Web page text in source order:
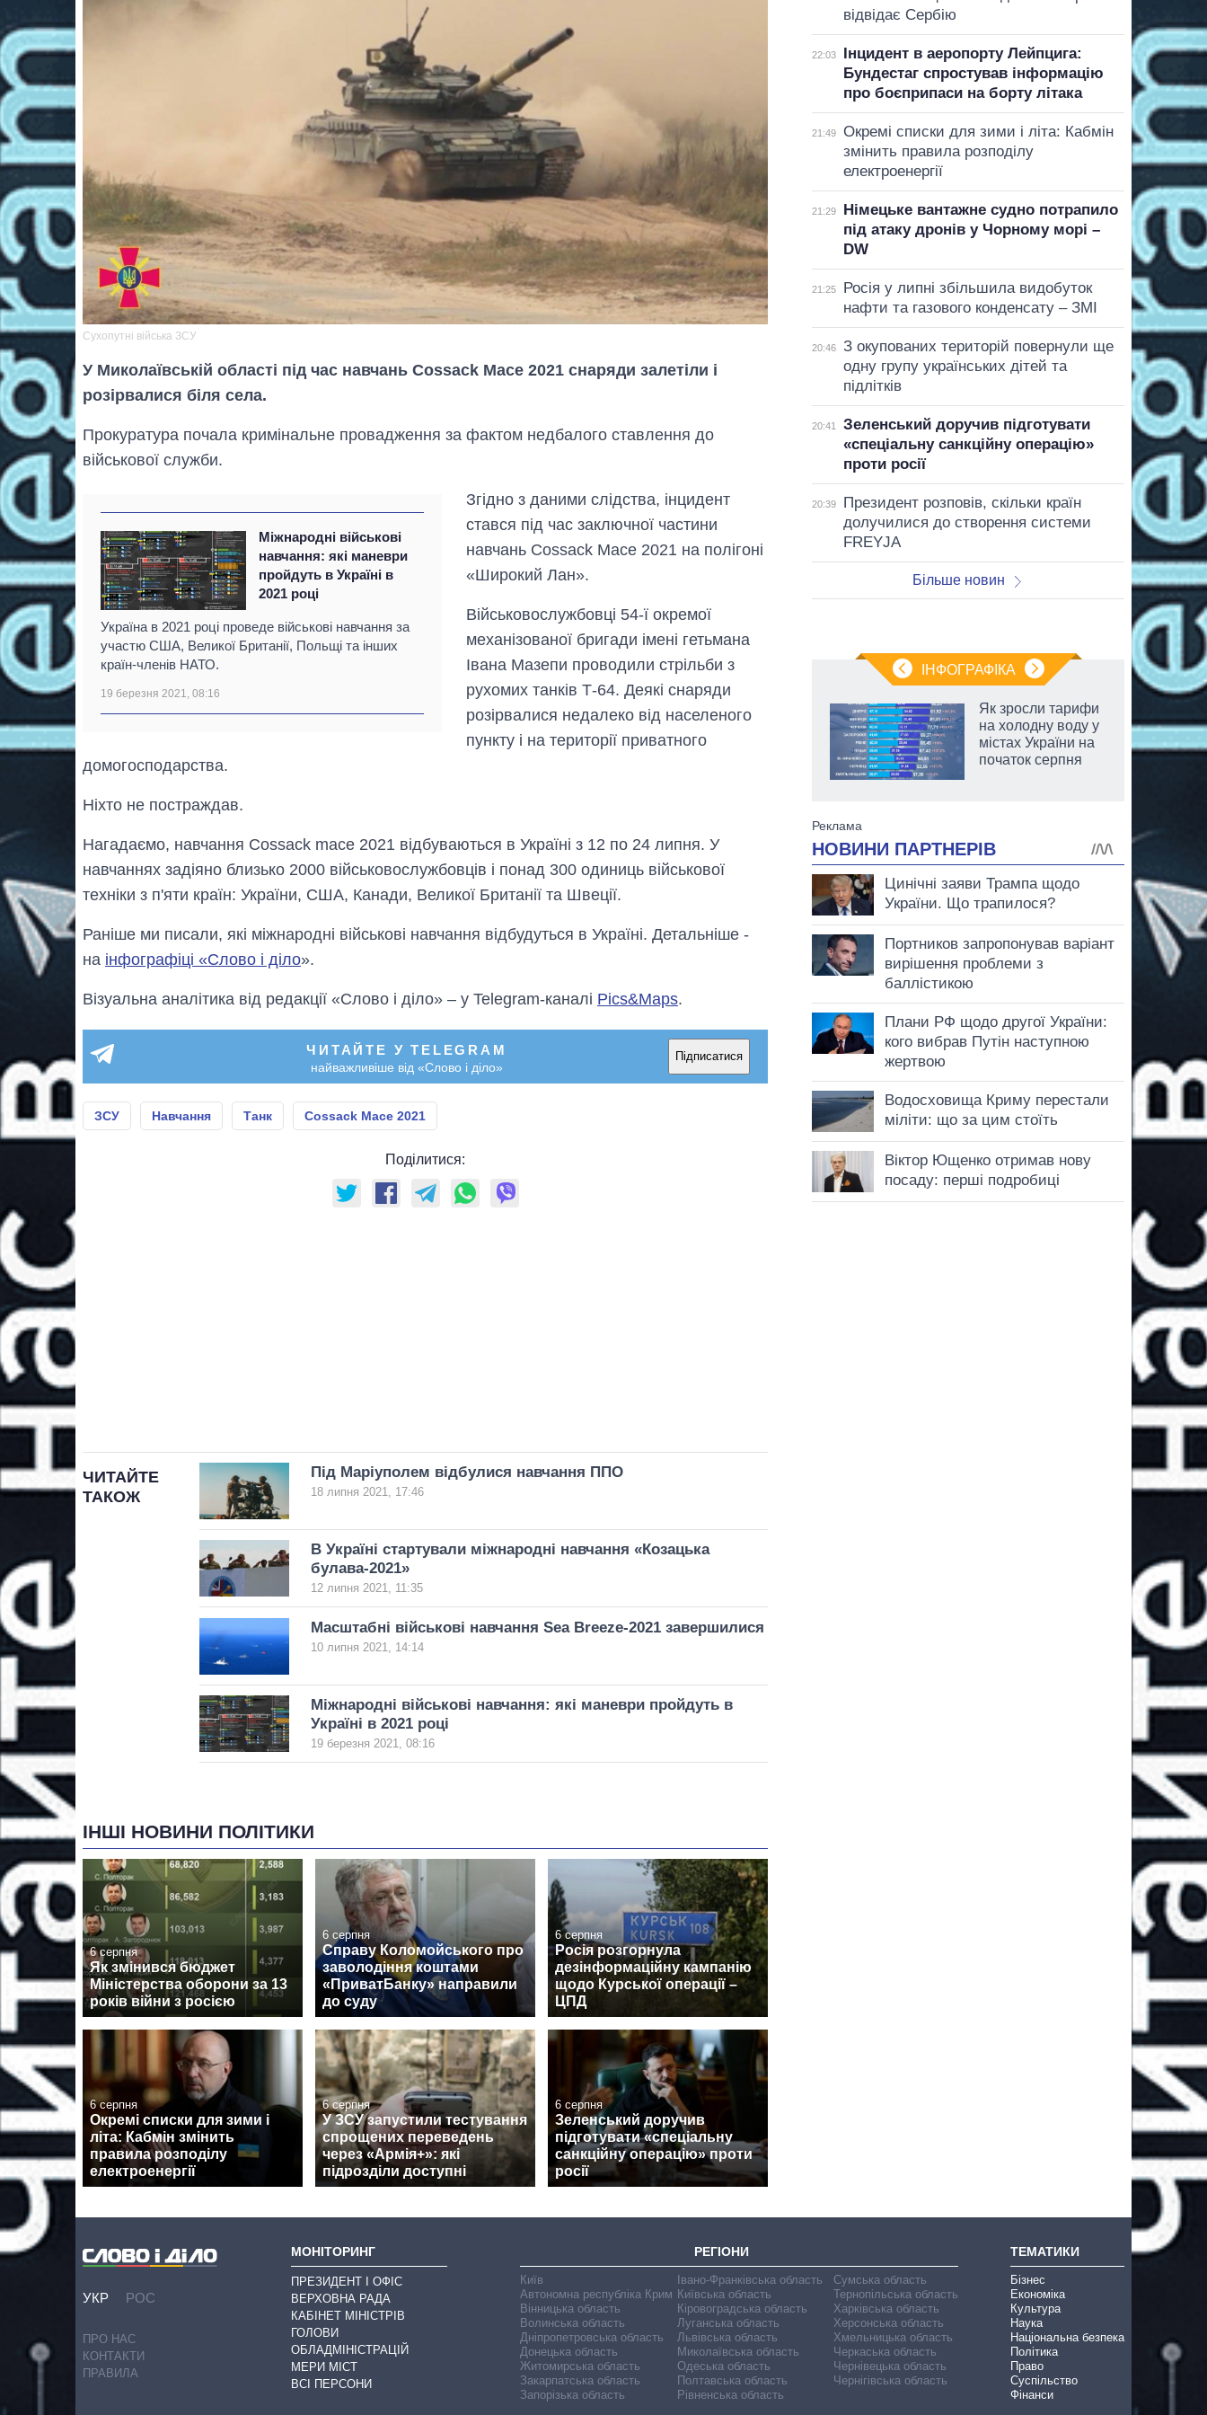
Сухопутні війська ЗСУ
У Миколаївській області під час навчань Cossack Mace 2021 снаряди залетіли і
розірвалися біля села.
Прокуратура почала кримінальне провадження за фактом недбалого ставлення до
військової служби.
Міжнародні військові
навчання: які маневри
пройдуть в Україні в
2021 році
Україна в 2021 році проведе військові навчання за
участю США, Великої Британії, Польщі та інших
країн-членів НАТО.
19 березня 2021, 08:16
Згідно з даними слідства, інцидент
стався під час заключної частини
навчань Cossack Mace 2021 на полігоні
«Широкий Лан».
Військовослужбовці 54-ї окремої
механізованої бригади імені гетьмана
Івана Мазепи проводили стрільби з
рухомих танків Т-64. Деякі снаряди
розірвалися недалеко від населеного
пункту і на території приватного
домогосподарства.
Ніхто не постраждав.
Нагадаємо, навчання Cossack mace 2021 відбуваються в Україні з 12 по 24 липня. У
навчаннях задіяно близько 2000 військовослужбовців і понад 300 одиниць військової
техніки з п'яти країн: України, США, Канади, Великої Британії та Швеції.
Раніше ми писали, які міжнародні військові навчання відбудуться в Україні. Детальніше -
на інфографіці «Слово і діло».
Візуальна аналітика від редакції «Слово і діло» – у Telegram-каналі Pics&Maps.
ЧИТАЙТЕ У TELEGRAM
найважливіше від «Слово і діло»
Підписатися
ЗСУ Навчання Танк Cossack Mace 2021
Поділитися:
ЧИТАЙТЕ
ТАКОЖ
Під Маріуполем відбулися навчання ППО
18 липня 2021, 17:46
В Україні стартували міжнародні навчання «Козацька
булава-2021»
12 липня 2021, 11:35
Масштабні військові навчання Sea Breeze-2021 завершилися
10 липня 2021, 14:14
Міжнародні військові навчання: які маневри пройдуть в
Україні в 2021 році
19 березня 2021, 08:16
ІНШІ НОВИНИ ПОЛІТИКИ
6 серпня
Як змінився бюджет
Міністерства оборони за 13
років війни з росією
6 серпня
Справу Коломойського про
заволодіння коштами
«ПриватБанку» направили
до суду
6 серпня
Росія розгорнула
дезінформаційну кампанію
щодо Курської операції –
ЦПД
6 серпня
Окремі списки для зими і
літа: Кабмін змінить
правила розподілу
електроенергії
6 серпня
У ЗСУ запустили тестування
спрощених переведень
через «Армія+»: які
підрозділи доступні
6 серпня
Зеленський доручив
підготувати «спеціальну
санкційну операцію» проти
росії
відвідає Сербію
22:03
Інцидент в аеропорту Лейпцига:
Бундестаг спростував інформацію
про боєприпаси на борту літака
21:49
Окремі списки для зими і літа: Кабмін
змінить правила розподілу
електроенергії
21:29
Німецьке вантажне судно потрапило
під атаку дронів у Чорному морі –
DW
21:25
Росія у липні збільшила видобуток
нафти та газового конденсату – ЗМІ
20:46
З окупованих територій повернули ще
одну групу українських дітей та
підлітків
20:41
Зеленський доручив підготувати
«спеціальну санкційну операцію»
проти росії
20:39
Президент розповів, скільки країн
долучилися до створення системи
FREYJA
Більше новин
ІНФОГРАФІКА
Як змінився
бюджет
Міністерства
Як зросли тарифи
на холодну воду у
містах України на
початок серпня
УКР РОС
ПРО НАС
КОНТАКТИ
ПРАВИЛА
МОНІТОРИНГ
ПРЕЗИДЕНТ І ОФІС
ВЕРХОВНА РАДА
КАБІНЕТ МІНІСТРІВ
ГОЛОВИ
ОБЛАДМІНІСТРАЦІЙ
МЕРИ МІСТ
ВСІ ПЕРСОНИ
РЕГІОНИ
Київ
Автономна республіка Крим
Вінницька область
Волинська область
Дніпропетровська область
Донецька область
Житомирська область
Закарпатська область
Запорізька область
Івано-Франківська область
Київська область
Кіровоградська область
Луганська область
Львівська область
Миколаївська область
Одеська область
Полтавська область
Рівненська область
Сумська область
Тернопільська область
Харківська область
Херсонська область
Хмельницька область
Черкаська область
Чернівецька область
Чернігівська область
ТЕМАТИКИ
Бізнес
Економіка
Культура
Наука
Національна безпека
Політика
Право
Суспільство
Фінанси